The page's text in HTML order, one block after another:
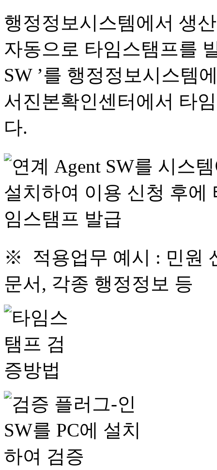
행정정보시스템에서 생
자동으로 타임스탬프를
SW ’를 행정정보시스템
서진본확인센터에서 타
다.
※ 적용업무 예시 : 민원
문서, 각종 행정정보 등